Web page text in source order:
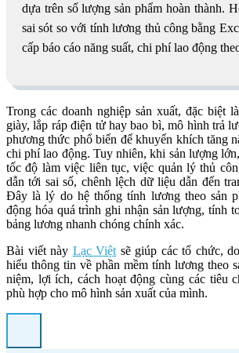
dựa trên số lượng sản phẩm hoàn thành.
sai sót so với tính lương thủ công bằng
cấp báo cáo năng suất, chi phí lao động
Trong các doanh nghiệp sản xuất, đặc biệt
giày, lắp ráp điện tử hay bao bì, mô hình trả
phương thức phổ biến để khuyến khích tăng
chi phí lao động. Tuy nhiên, khi sản lượng
tốc độ làm việc liên tục, việc quản lý thủ
dẫn tới sai số, chênh lệch dữ liệu dẫn đến
Đây là lý do hệ thống tính lương theo sản
động hóa quá trình ghi nhận sản lượng, tính
bảng lương nhanh chóng chính xác.
Bài viết này Lạc Việtsẽ giúp các tổ chức,
hiểu thông tin về phần mềm tính lương theo
niệm, lợi ích, cách hoạt động cùng các tiêu
phù hợp cho mô hình sản xuất của mình.